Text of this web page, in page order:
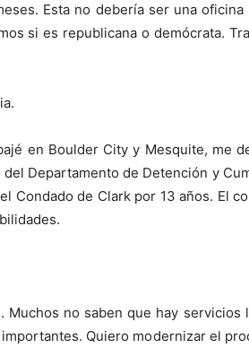
Esta no debería ser una oficina
si es republicana o demócrata.
en Boulder City y Mesquite, me
Departamento de Detención y
Condado de Clark por 13 años. El
Muchos no saben que hay servicios
Quiero modernizar el